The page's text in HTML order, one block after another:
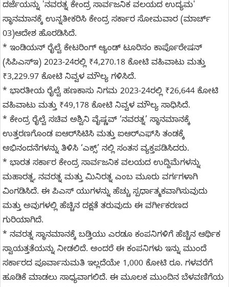
ದರ್ಜೆಯನ್ನು 'ನವರತ್ನ ಕೇಂದ್ರ ಸಾರ್ವಜನಿಕ ವಲಯದ ಉದ್ಯಮ'
ಸ್ಥಾನಮಾನಕ್ಕೆ ಉನ್ನತೀಕರಿಸಿ ಕೇಂದ್ರ ಸರ್ಕಾರ ಸೋಮವಾರ (ಮಾರ್ಚ್
03)ಆದೇಶ ಹೊರಡಿಸಿದೆ.
* ಇಂಡಿಯನ್ ರೈಲ್ವೆ ಕೇಟರಿಂಗ್ ಆ್ಯಂಡ್ ಟೂರಿಸಂ ಕಾರ್ಪೊರೇಷನ್
(ಸಿಪಿಎಸ್ಇ) 2023-24ರಲ್ಲಿ ₹4,270.18 ಕೋಟಿ ವಹಿವಾಟು ಮತ್ತು
₹3,229.97 ಕೋಟಿ ನಿವ್ವಳ ಮೌಲ್ಯ ಗಳಿಸಿದೆ.
* ಭಾರತೀಯ ರೈಲ್ವೆ ಹಣಕಾಸು ನಿಗಮ 2023-24ರಲ್ಲಿ ₹26,644 ಕೋಟಿ
ವಹಿವಾಟು ಮತ್ತು ₹49,178 ಕೋಟಿ ನಿವ್ವಳ ಮೌಲ್ಯ ಸಾಧಿಸಿದೆ.
* ಕೇಂದ್ರ ರೈಲ್ವೆ ಸಚಿವ ಅಶ್ವಿನಿ ವೈಷ್ಣವ್ ‘ನವರತ್ನ’ ಸ್ಥಾನಮಾನಕ್ಕೆ
ಉತ್ತರಣಗೊಂಡ ಐಆರ್‌ಸಿಟಿಸಿ ಮತ್ತು ಐಆರ್‌ಎಫ್‌ಸಿ ತಂಡಕ್ಕೆ
ಅಭಿನಂದನೆಗಳನ್ನು ತಿಳಿಸಿ ‘ಎಕ್ಸ್’ ನಲ್ಲಿ ಸಂತಸ ವ್ಯಕ್ತಪಡಿಸಿದರು.
* ಭಾರತ ಸರ್ಕಾರ ಕೇಂದ್ರ ಸಾರ್ವಜನಿಕ ವಲಯದ ಉದ್ದಿಮೆಗಳನ್ನು
ಮಹಾರತ್ನ, ನವರತ್ನ ಮತ್ತು ಮಿನಿರತ್ನ ಎಂಬ ಮೂರು ವರ್ಗಗಳಾಗಿ
ವಿಂಗಡಿಸಿದೆ. ಈ ಪಿಎಸ್ ಯುಗಳನ್ನು ಹೆಚ್ಚು ಸ್ಪರ್ಧಾತ್ಮಕವಾಗಿಸುವುದು
ಮತ್ತು ಅವುಗಳಲ್ಲಿ ಹೆಚ್ಚಿನ ದಕ್ಷತೆ ತರುವುದು ಈ ವರ್ಗೀಕರಣದ
ಗುರಿಯಾಗಿದೆ.
* ನವರತ್ನ ಸ್ಥಾನಮಾನಕ್ಕೆ ಬಡ್ತಿಯು ಎರಡೂ ಕಂಪನಿಗಳಿಗೆ ಹೆಚ್ಚಿನ ಆರ್ಥಿಕ
ಸ್ವಾಯತ್ತತೆಯನ್ನು ನೀಡಲಿದೆ. ಅಂದರೆ ಈ ಕಂಪನಿಗಳು ಇನ್ನು ಮುಂದೆ
ಸರ್ಕಾರದ ಪೂರ್ವಾನುಮತಿ ಇಲ್ಲದೆಯೇ 1,000 ಕೋಟಿ ರೂ. ಗಳವರೆಗೆ
ಹೂಡಿಕೆ ಮಾಡಲು ಸಾಧ್ಯವಾಗಲಿದೆ. ಈ ಮೂಲಕ ಮುಂದಿನ ಬೆಳವಣಿಗೆಯ